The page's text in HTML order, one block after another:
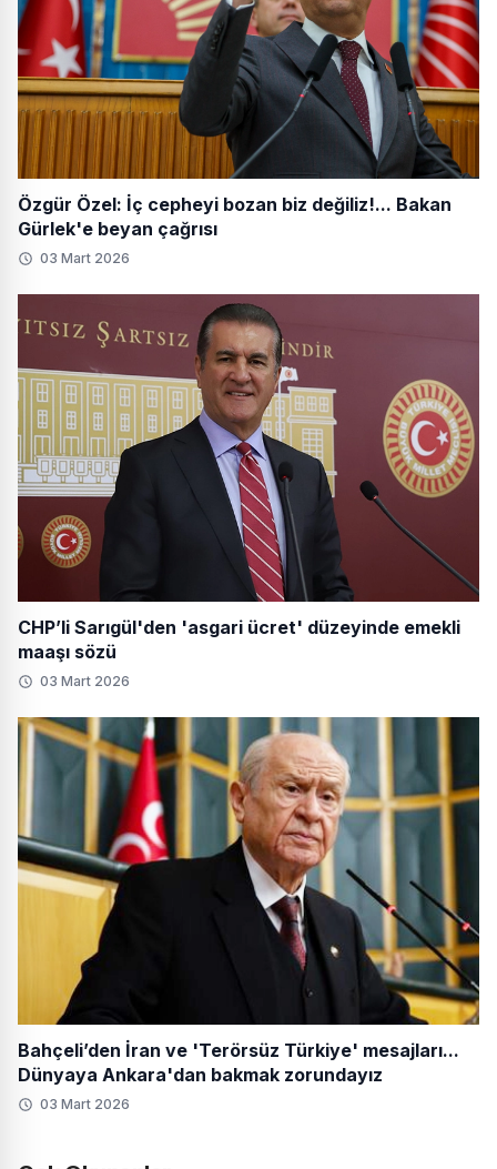
Özgür Özel: İç cepheyi bozan biz değiliz!... Bakan
Gürlek'e beyan çağrısı
03 Mart 2026
CHP’li Sarıgül'den 'asgari ücret' düzeyinde emekli
maaşı sözü
03 Mart 2026
Bahçeli’den İran ve 'Terörsüz Türkiye' mesajları...
Dünyaya Ankara'dan bakmak zorundayız
03 Mart 2026